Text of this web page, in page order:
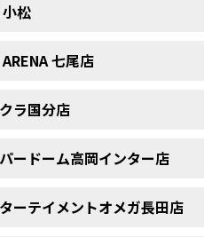
小松
ARENA 七尾店
ラ国分店
ードーム高岡インター店
ーテイメントオメガ長田店